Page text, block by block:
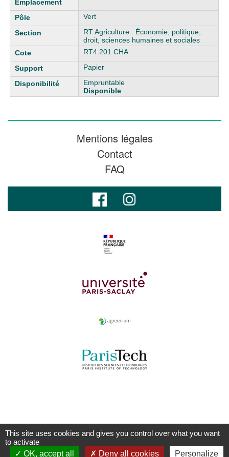
Vert
RT Agriculture : Économie, politique,
droit, sciences humaines et sociales
RT4.201 CHA
Papier
Empruntable
Disponible
Mentions légales
Contact
FAQ
This site uses cookies and gives you control over what you want
to activate
OK, accept all
Deny all cookies Personalize